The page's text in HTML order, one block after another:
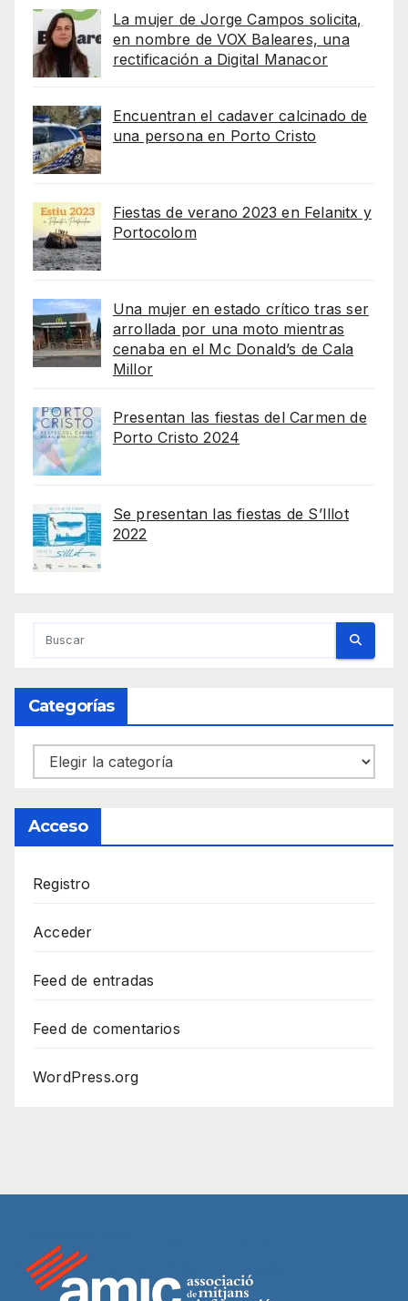
La mujer de Jorge Campos solicita,
en nombre de VOX Baleares, una
rectificación a Digital Manacor
Encuentran el cadaver calcinado de
una persona en Porto Cristo
Fiestas de verano 2023 en Felanitx y
Portocolom
Una mujer en estado crítico tras ser
arrollada por una moto mientras
cenaba en el Mc Donald’s de Cala
Millor
Presentan las fiestas del Carmen de
Porto Cristo 2024
Se presentan las fiestas de S’Illot
2022
Categorías
Categorías
Acceso
Registro
Acceder
Feed de entradas
Feed de comentarios
WordPress.org